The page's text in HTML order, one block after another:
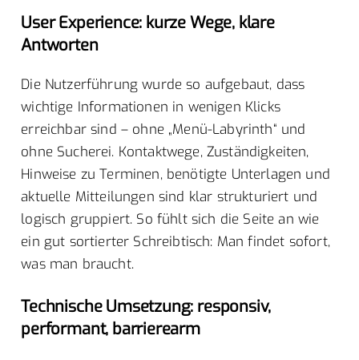
User Experience: kurze Wege, klare
Antworten
Die Nutzerführung wurde so aufgebaut, dass
wichtige Informationen in wenigen Klicks
erreichbar sind – ohne „Menü-Labyrinth“ und
ohne Sucherei. Kontaktwege, Zuständigkeiten,
Hinweise zu Terminen, benötigte Unterlagen und
aktuelle Mitteilungen sind klar strukturiert und
logisch gruppiert. So fühlt sich die Seite an wie
ein gut sortierter Schreibtisch: Man findet sofort,
was man braucht.
Technische Umsetzung: responsiv,
performant, barrierearm